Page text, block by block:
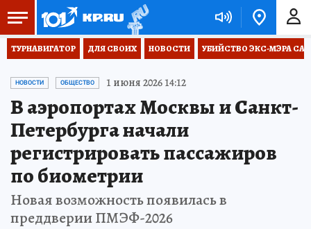
ТУРНАВИГАТОР ДЛЯ СВОИХ НОВОСТИ УБИЙСТВО ЭКС-МЭРА
НОВОСТИ ОБЩЕСТВО 1 июня 2026 14:12
В аэропортах Москвы и Санкт-
Петербурга начали
регистрировать пассажиров
по биометрии
Новая возможность появилась в
преддверии ПМЭФ-2026